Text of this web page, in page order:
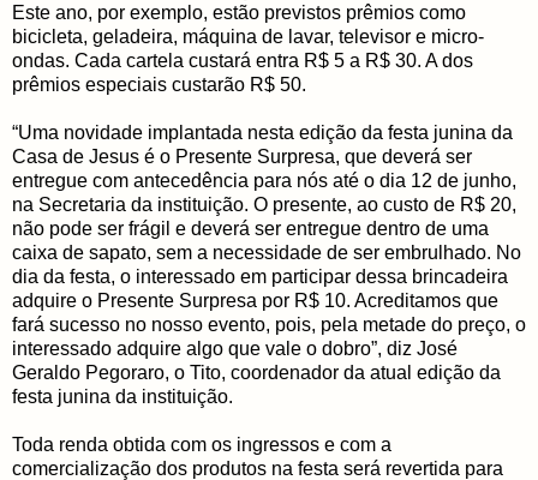
Este ano, por exemplo, estão previstos prêmios como
bicicleta, geladeira, máquina de lavar, televisor e micro-
ondas. Cada cartela custará entra R$ 5 a R$ 30. A dos
prêmios especiais custarão R$ 50.
“Uma novidade implantada nesta edição da festa junina da
Casa de Jesus é o Presente Surpresa, que deverá ser
entregue com antecedência para nós até o dia 12 de junho,
na Secretaria da instituição. O presente, ao custo de R$ 20,
não pode ser frágil e deverá ser entregue dentro de uma
caixa de sapato, sem a necessidade de ser embrulhado. No
dia da festa, o interessado em participar dessa brincadeira
adquire o Presente Surpresa por R$ 10. Acreditamos que
fará sucesso no nosso evento, pois, pela metade do preço, o
interessado adquire algo que vale o dobro”, diz José
Geraldo Pegoraro, o Tito, coordenador da atual edição da
festa junina da instituição.
Toda renda obtida com os ingressos e com a
comercialização dos produtos na festa será revertida para